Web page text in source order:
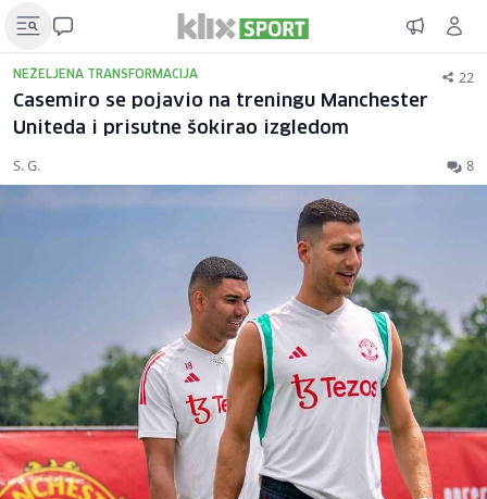
NEŽELJENA TRANSFORMACIJA 22
Casemiro se pojavio na treningu Manchester
Uniteda i prisutne šokirao izgledom
S. G. 8